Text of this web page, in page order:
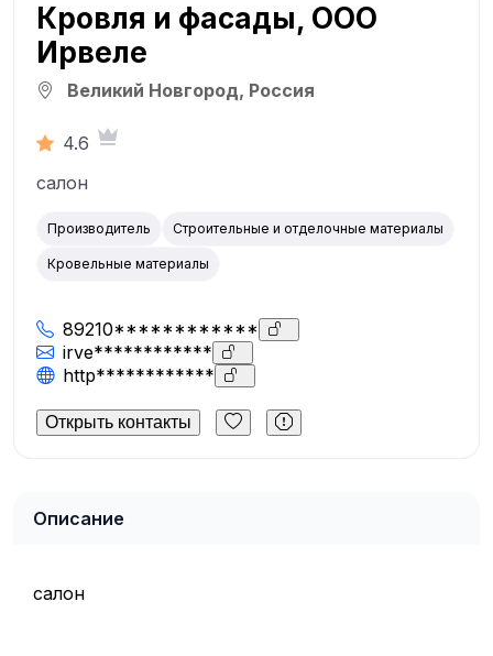
Кровля и фасады, ООО
Ирвеле
Великий Новгород, Россия
4.6
салон
Производитель Строительные и отделочные материалы
Кровельные материалы
89210************
irve************
http************
Открыть контакты
Описание
салон